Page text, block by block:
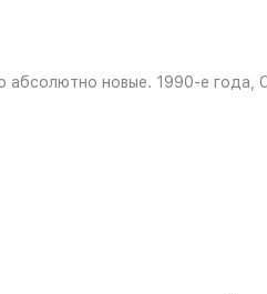
абсолютно новые. 1990-е